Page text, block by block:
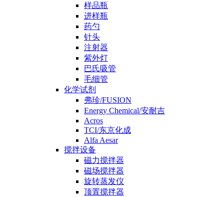
样品瓶
进样瓶
药勺
针头
注射器
紫外灯
巴氏吸管
毛细管
化学试剂
弗珍/FUSION
Energy Chemical/安耐吉
Acros
TCI/东京化成
Alfa Aesar
搅拌设备
磁力搅拌器
磁场搅拌器
旋转蒸发仪
顶置搅拌器